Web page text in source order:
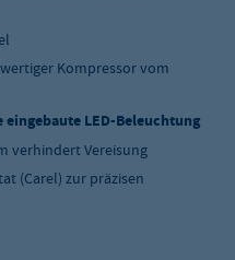
Kompressor vom
LED-Beleuchtung
verhindert Vereisung
(Carel) zur präzisen